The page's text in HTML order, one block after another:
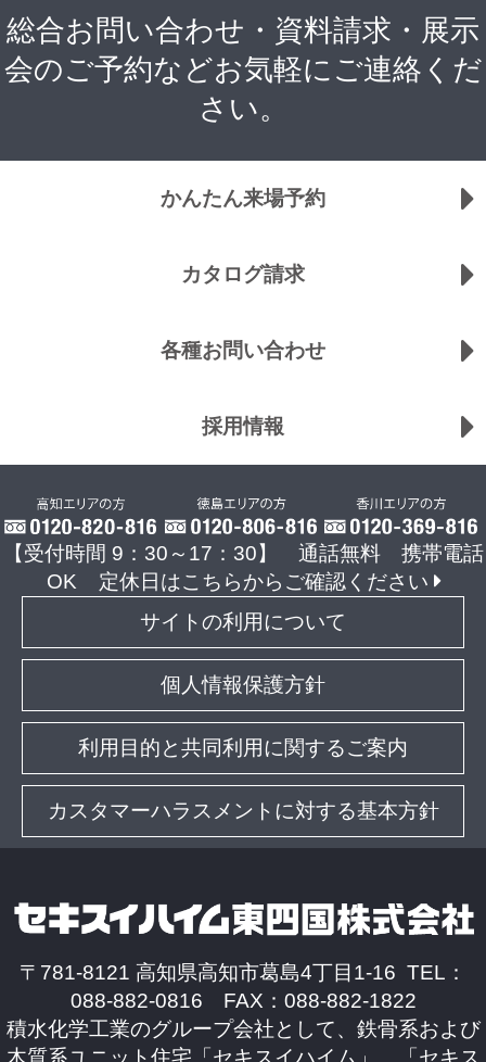
総合お問い合わせ・資料請求・展示
会のご予約などお気軽にご連絡くだ
さい。
かんたん来場予約
カタログ請求
各種お問い合わせ
採用情報
【受付時間 9：30～17：30】 通話無料 携帯電話
OK
定休日はこちらからご確認ください
サイトの利用について
個人情報保護方針
利用目的と共同利用に関するご案内
カスタマーハラスメントに対する基本方針
〒781-8121 高知県高知市葛島4丁目1-16 TEL：
088-882-0816 FAX：088-882-1822
積水化学工業のグループ会社として、鉄骨系および
木質系ユニット住宅「セキスイハイム」、「セキス